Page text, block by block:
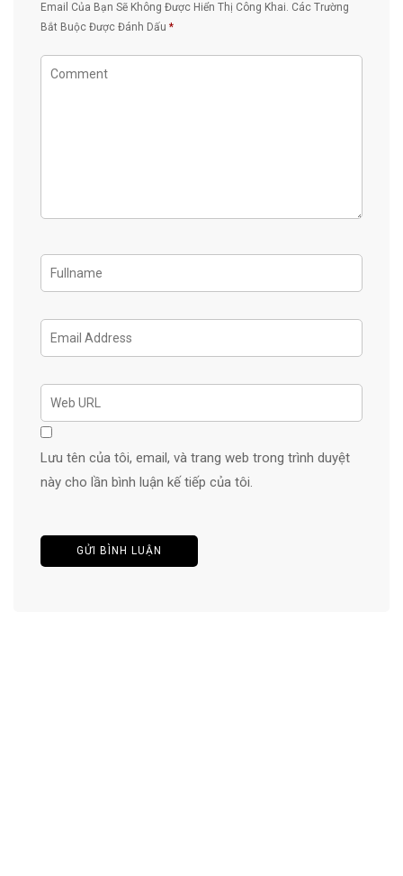
Email Của Bạn Sẽ Không Được Hiển Thị Công Khai. Các Trường
Bắt Buộc Được Đánh Dấu *
Lưu tên của tôi, email, và trang web trong trình duyệt
này cho lần bình luận kế tiếp của tôi.